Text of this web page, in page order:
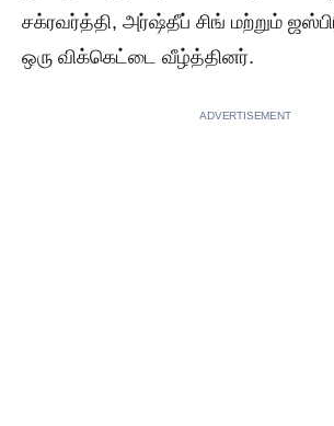
சக்ரவர்த்தி, அர்ஷ்தீப் சிங் மற்றும்
ஒரு விக்கெட்டை வீழ்த்தினர்.
ADVERTISEMENT